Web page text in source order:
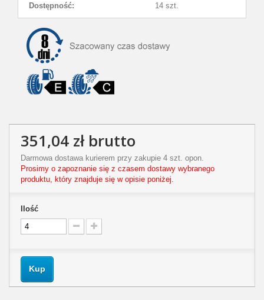
Dostępność: 14 szt.
351,04 złbrutto
Darmowa dostawa kurierem przy zakupie 4 szt. opon.
Prosimy o zapoznanie się z czasem dostawy wybranego
produktu, który znajduje się w opisie poniżej.
Ilość
Kup